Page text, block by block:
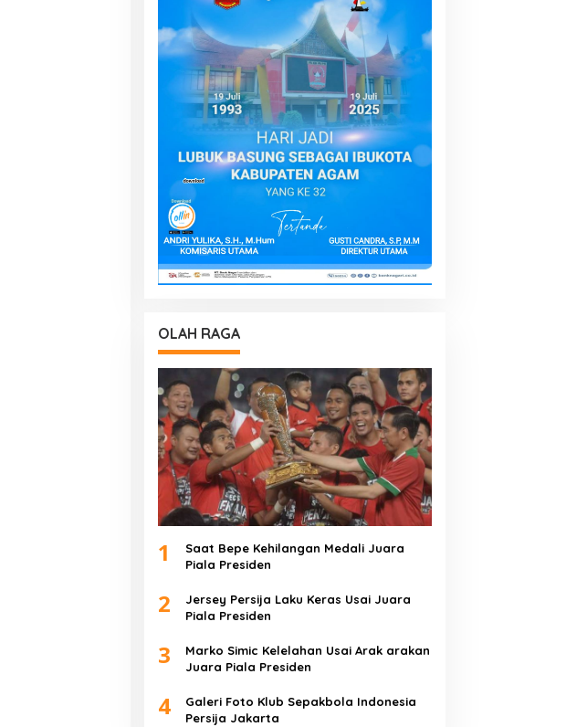
OLAH RAGA
1
Saat Bepe Kehilangan Medali Juara
Piala Presiden
2
Jersey Persija Laku Keras Usai Juara
Piala Presiden
3
Marko Simic Kelelahan Usai Arak arakan
Juara Piala Presiden
4
Galeri Foto Klub Sepakbola Indonesia
Persija Jakarta